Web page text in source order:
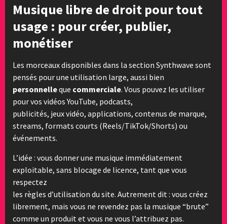
Musique libre de droit pour tout
usage : pour créer, publier,
monétiser
Les morceaux disponibles dans la section Synthwave sont
pensés pour une utilisation large, aussi bien
personnelleque commerciale. Vous pouvez les utiliser
pour vos vidéos YouTube, podcasts,
publicités, jeux vidéo, applications, contenus de marque,
streams, formats courts (Reels/TikTok/Shorts) ou
événements.
L’idée : vous donner une musique immédiatement
exploitable, sans blocage de licence, tant que vous
respectez
les règles d’utilisation du site. Autrement dit : vous créez
librement, mais vous ne revendez pas la musique “brute”
comme un produit et vous ne vous l’attribuez pas.